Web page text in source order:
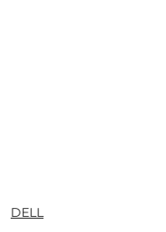
NAZWA
PRODUCENTA:
DELL